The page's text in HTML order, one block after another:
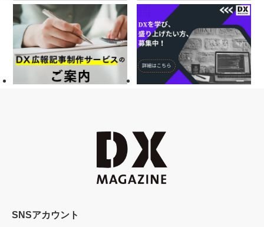
SNSアカウント